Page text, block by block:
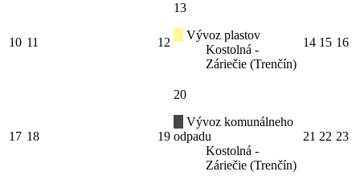
10 11 12
13
Vývoz plastov
Kostolná -
Záriečie (Trenčín)
14 15 16
17 18 19
20
Vývoz komunálneho
odpadu
Kostolná -
Záriečie (Trenčín)
21 22 23